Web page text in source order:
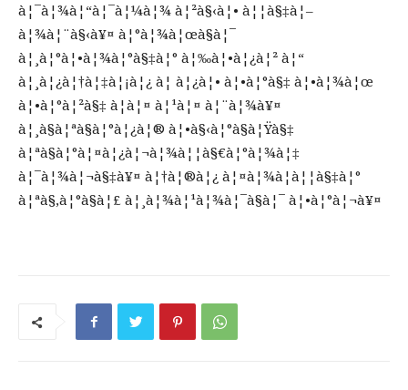
à¦¯à¦¾à¦“à¦¯à¦¼à¦¾ à¦²à§‹à¦• à¦¦à§‡à¦–
à¦¾à¦¨à§‹à¥¤ à¦°à¦¾à¦œà§à¦¯
à¦¸à¦°à¦•à¦¾à¦°à§‡à¦° à¦‰à¦•à¦¿à¦² à¦“
à¦¸à¦¿à¦†à¦‡à¦¡à¦¿ à¦ à¦¿à¦• à¦•à¦°à§‡ à¦•à¦¾à¦œ
à¦•à¦°à¦²à§‡ à¦à¦¤ à¦¹à¦¤ à¦¨à¦¾à¥¤
à¦¸à§à¦ªà§à¦°à¦¿à¦® à¦•à§‹à¦°à§à¦Ÿà§‡
à¦ªà§à¦°à¦¤à¦¿à¦¬à¦¾à¦¦à§€à¦°à¦¾à¦‡
à¦¯à¦¾à¦¬à§‡à¥¤ à¦†à¦®à¦¿ à¦¤à¦¾à¦à¦¦à§‡à¦°
à¦ªà§‚à¦°à§à¦£ à¦¸à¦¾à¦¹à¦¾à¦¯à§à¦¯ à¦•à¦°à¦¬à¥¤